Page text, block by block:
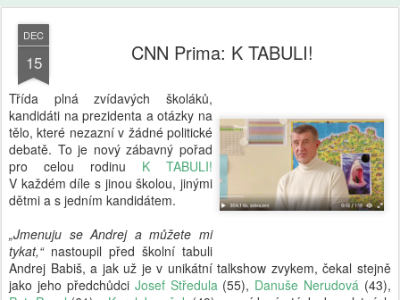
DEC
15 CNN Prima: K TABULI!
Třída plná zvídavých školáků,
kandidáti na prezidenta a otázky na
tělo, které nezazní v žádné politické
debatě. To je nový zábavný pořad
pro celou rodinu K TABULI!
V každém díle s jinou školou, jinými
dětmi a s jedním kandidátem.
„Jmenuju se Andrej a můžete mi
tykat,“nastoupil před školní tabuli
Andrej Babiš, a jak už je v unikátní talkshow zvykem, čekal stejně
jako jeho předchůdci Josef Středula(55), Danuše Nerudová (43),